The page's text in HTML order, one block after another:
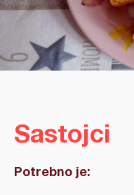
Sastojci
Potrebno je: